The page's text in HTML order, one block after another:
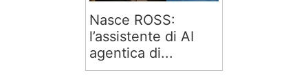
Nasce ROSS:
l’assistente di AI
agentica di...